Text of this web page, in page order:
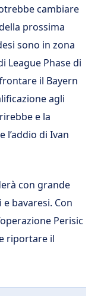
cambiare
prossima
sono in zona
League Phase di
il Bayern
agli
e la
di Ivan
con grande
bavaresi. Con
Perisic
riportare il